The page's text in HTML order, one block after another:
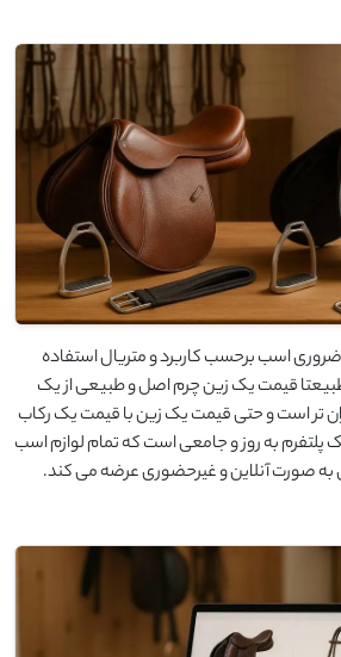
ضروری اسب برحسب کاربرد و متریال استفاده
قیمت یک زین چرم اصل و طبیعی از یک
تر است و حتی قیمت یک زین با قیمت یک رکاب
پلتفرم به روز و جامعی است که تمام لوازم اسب
به صورت آنلاین و غیرحضوری عرضه می کند.